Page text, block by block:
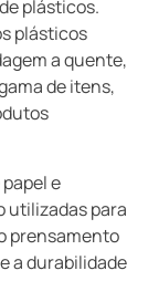
plásticos.
plásticos
a quente,
de itens,
e
utilizadas para
prensamento
a durabilidade